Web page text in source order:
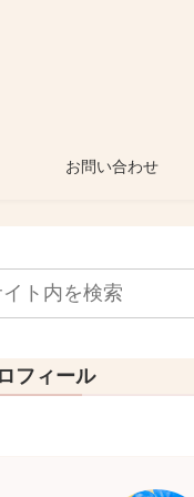
お問い合わせ
フィール